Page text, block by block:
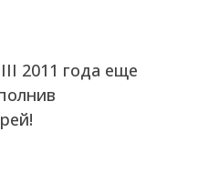
2011 года еще